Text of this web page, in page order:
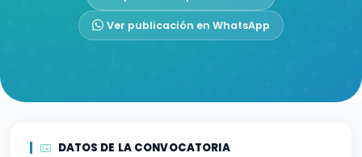
Ver publicación en WhatsApp
DATOS DE LA CONVOCATORIA